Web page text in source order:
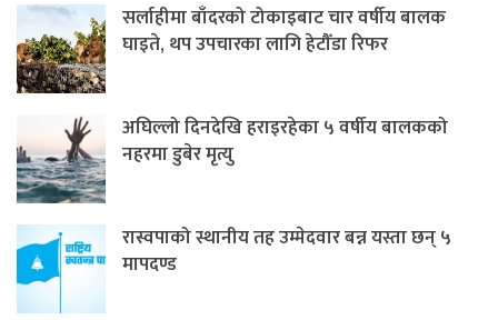
सर्लाहीमा बाँदरको टोकाइबाट चार वर्षीय बालक
घाइते, थप उपचारका लागि हेटौँडा रिफर
अघिल्लो दिनदेखि हराइरहेका ५ वर्षीय बालकको
नहरमा डुबेर मृत्यु
रास्वपाको स्थानीय तह उम्मेदवार बन्न यस्ता छन् ५
मापदण्ड